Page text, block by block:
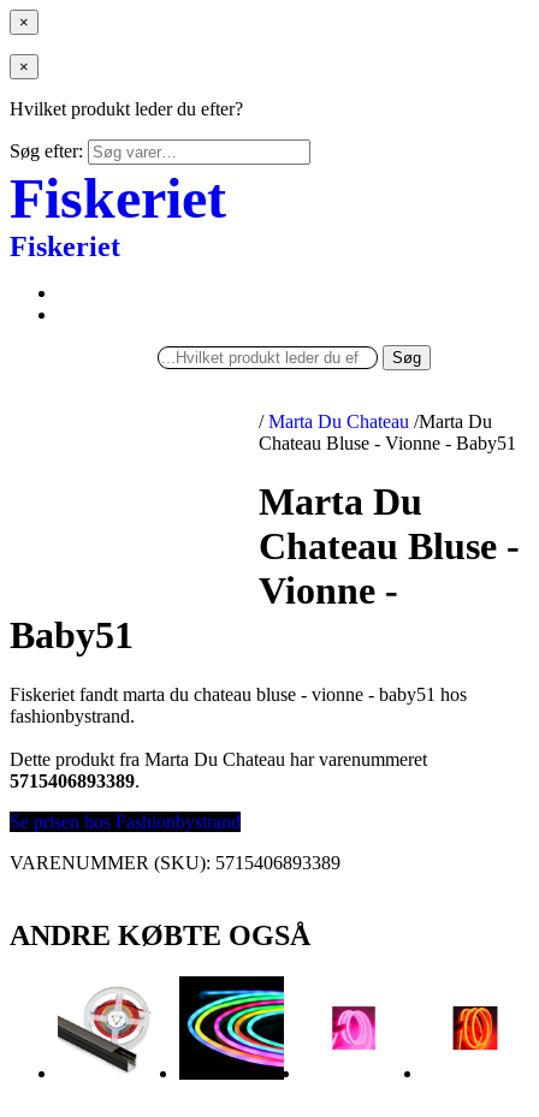
×
×
Hvilket produkt leder du efter?
Søg efter:
Fiskeriet
Fiskeriet
Søg
/ Marta Du Chateau /Marta Du
Chateau Bluse - Vionne - Baby51
Marta Du
Chateau Bluse -
Vionne -
Baby51
Fiskeriet fandt marta du chateau bluse - vionne - baby51 hos
fashionbystrand.
Dette produkt fra Marta Du Chateau har varenummeret
5715406893389.
Se prisen hos Fashionbystrand
VARENUMMER (SKU): 5715406893389
ANDRE KØBTE OGSÅ